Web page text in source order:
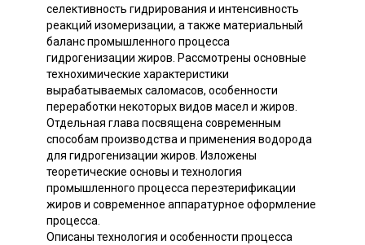
селективность гидрирования и интенсивность
реакций изомеризации, а также материальный
баланс промышленного процесса
гидрогенизации жиров. Рассмотрены основные
технохимические характеристики
вырабатываемых саломасов, особенности
переработки некоторых видов масел и жиров.
Отдельная глава посвящена современным
способам производства и применения водорода
для гидрогенизации жиров. Изложены
теоретические основы и технология
промышленного процесса переэтерификации
жиров и современное аппаратурное оформление
процесса.
Описаны технология и особенности процесса